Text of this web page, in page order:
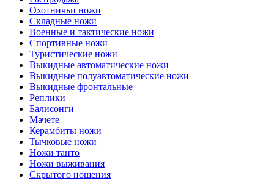
Охотничьи ножи
Складные ножи
Военные и тактические ножи
Спортивные ножи
Туристические ножи
Выкидные автоматические ножи
Выкидные полуавтоматические ножи
Выкидные фронтальные
Реплики
Балисонги
Мачете
Керамбиты ножи
Тычковые ножи
Ножи танто
Ножи выживания
Скрытого ношения